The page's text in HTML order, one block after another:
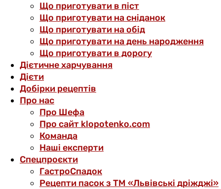
Що приготувати в піст
Що приготувати на сніданок
Що приготувати на обід
Що приготувати на день народження
Що приготувати в дорогу
Дієтичне харчування
Дієти
Добірки рецептів
Про нас
Про Шефа
Про сайт klopotenko.com
Команда
Наші експерти
Спецпроєкти
ГастроСпадок
Рецепти пасок з ТМ «Львівські дріжджі»